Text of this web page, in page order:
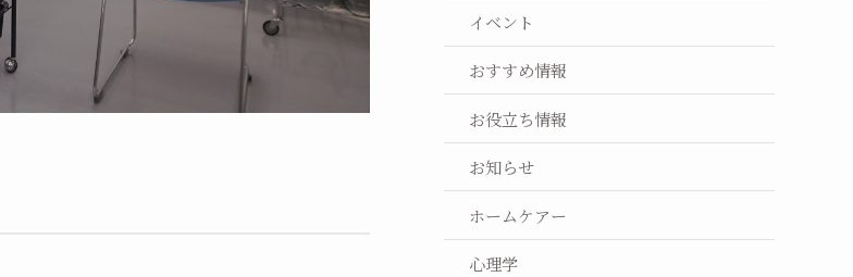
イベント
おすすめ情報
お役立ち情報
お知らせ
ホームケアー
心理学